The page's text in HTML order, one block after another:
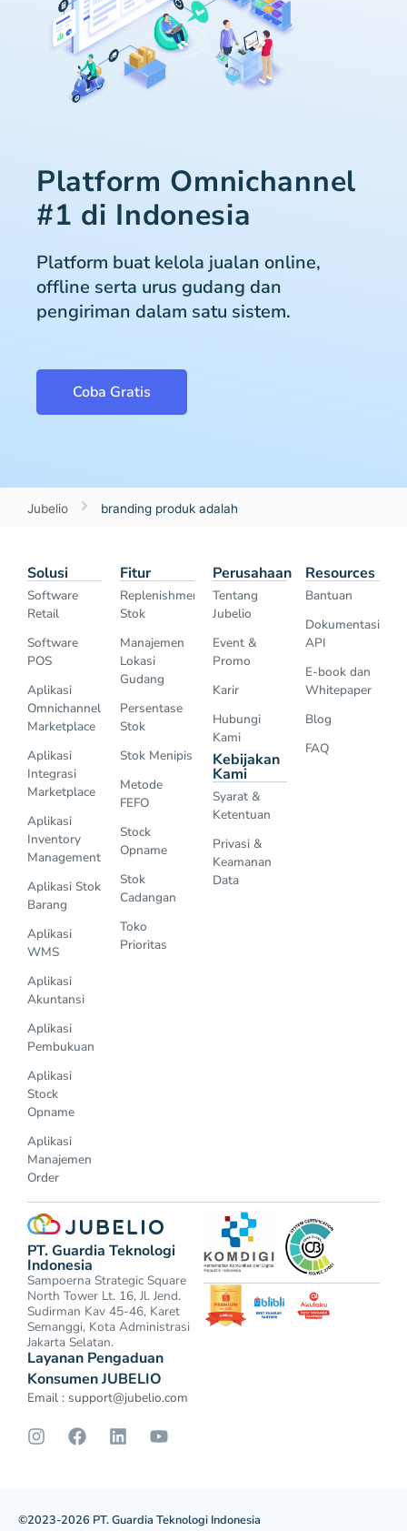
Platform Omnichannel
#1 di Indonesia
Platform buat kelola jualan online,
offline serta urus gudang dan
pengiriman dalam satu sistem.
Coba Gratis
Jubelio branding produk adalah
Solusi
Software
Retail
Software
POS
Aplikasi
Omnichannel
Marketplace
Aplikasi
Integrasi
Marketplace
Aplikasi
Inventory
Management
Aplikasi Stok
Barang
Aplikasi
WMS
Aplikasi
Akuntansi
Aplikasi
Pembukuan
Aplikasi
Stock
Opname
Aplikasi
Manajemen
Order
Fitur
Replenishment
Stok
Manajemen
Lokasi
Gudang
Persentase
Stok
Stok Menipis
Metode
FEFO
Stock
Opname
Stok
Cadangan
Toko
Prioritas
Perusahaan
Tentang
Jubelio
Event &
Promo
Karir
Hubungi
Kami
Kebijakan
Kami
Syarat &
Ketentuan
Privasi &
Keamanan
Data
Resources
Bantuan
Dokumentasi
API
E-book dan
Whitepaper
Blog
FAQ
PT. Guardia Teknologi
Indonesia
Sampoerna Strategic Square
North Tower Lt. 16, Jl. Jend.
Sudirman Kav 45-46, Karet
Semanggi, Kota Administrasi
Jakarta Selatan.
Layanan Pengaduan
Konsumen JUBELIO
Email : support@jubelio.com
©2023-2026 PT. Guardia Teknologi Indonesia